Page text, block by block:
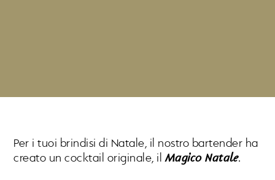
Per i tuoi brindisi di Natale, il nostro bartender ha
creato un cocktail originale, ilMagico Natale.